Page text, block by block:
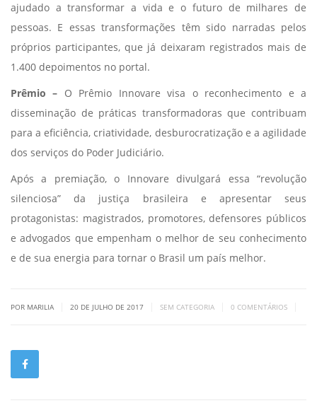
ajudado a transformar a vida e o futuro de milhares de
pessoas. E essas transformações têm sido narradas pelos
próprios participantes, que já deixaram registrados mais de
1.400 depoimentos no portal.
Prêmio – O Prêmio Innovare visa o reconhecimento e a
disseminação de práticas transformadoras que contribuam
para a eficiência, criatividade, desburocratização e a agilidade
dos serviços do Poder Judiciário.
Após a premiação, o Innovare divulgará essa “revolução
silenciosa” da justiça brasileira e apresentar seus
protagonistas: magistrados, promotores, defensores públicos
e advogados que empenham o melhor de seu conhecimento
e de sua energia para tornar o Brasil um país melhor.
POR MARILIA 20 DE JULHO DE 2017 SEM CATEGORIA 0 COMENTÁRIOS